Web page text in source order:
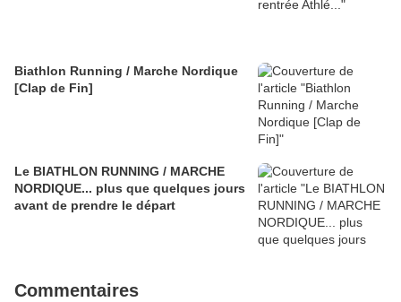
Biathlon Running / Marche Nordique
[Clap de Fin]
Le BIATHLON RUNNING / MARCHE
NORDIQUE... plus que quelques jours
avant de prendre le départ
Commentaires